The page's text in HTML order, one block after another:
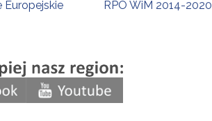
Europejskie RPO WiM 2014-2020